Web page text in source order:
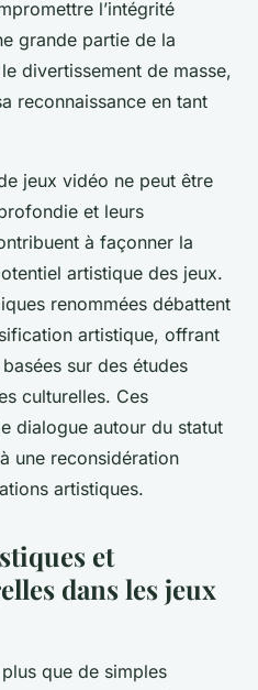
l’intégrité
grande partie de la
divertissement de masse,
reconnaissance en tant
jeux vidéo ne peut être
et leurs
à façonner la
artistique des jeux.
renommées débattent
artistique, offrant
sur des études
culturelles. Ces
dialogue autour du statut
une reconsidération
artistiques.
et
dans les jeux
que de simples